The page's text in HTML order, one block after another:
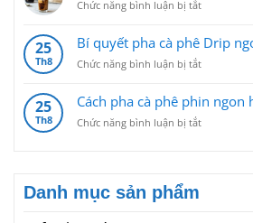
CHO
KHÔNG
được
nên
từ
đâu?
Chức năng bình luận bị tắtở
pha
cafe
ngon
tại
25
Th8
Bí quyết pha cà phê Drip
Chức năng bình luận bị tắtở
pha
cà
25
Th8
Cách pha cà phê phin ngon
Chức năng bình luận bị tắtở
Danh mục sản phẩm